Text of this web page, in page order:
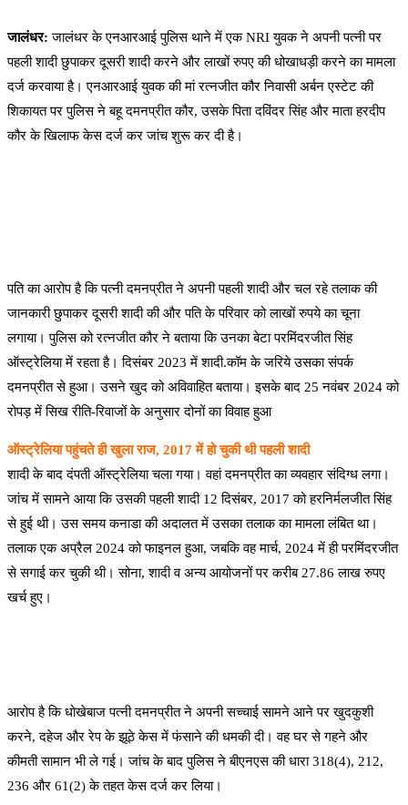
जालंधर: जालंधर के एनआरआई पुलिस थाने में एक NRI युवक ने अपनी पत्नी पर
पहली शादी छुपाकर दूसरी शादी करने और लाखों रुपए की धोखाधड़ी करने का मामला
दर्ज करवाया है। एनआरआई युवक की मां रत्नजीत कौर निवासी अर्बन एस्टेट की
शिकायत पर पुलिस ने बहू दमनप्रीत कौर, उसके पिता दविंदर सिंह और माता हरदीप
कौर के खिलाफ केस दर्ज कर जांच शुरू कर दी है।
पति का आरोप है कि पत्नी दमनप्रीत ने अपनी पहली शादी और चल रहे तलाक की
जानकारी छुपाकर दूसरी शादी की और पति के परिवार को लाखों रुपये का चूना
लगाया। पुलिस को रत्नजीत कौर ने बताया कि उनका बेटा परमिंदरजीत सिंह
ऑस्ट्रेलिया में रहता है। दिसंबर 2023 में शादी.कॉम के जरिये उसका संपर्क
दमनप्रीत से हुआ। उसने खुद को अविवाहित बताया। इसके बाद 25 नवंबर 2024 को
रोपड़ में सिख रीति-रिवाजों के अनुसार दोनों का विवाह हुआ
ऑस्ट्रेलिया पहुंचते ही खुला राज, 2017 में हो चुकी थी पहली शादी
शादी के बाद दंपती ऑस्ट्रेलिया चला गया। वहां दमनप्रीत का व्यवहार संदिग्ध लगा।
जांच में सामने आया कि उसकी पहली शादी 12 दिसंबर, 2017 को हरनिर्मलजीत सिंह
से हुई थी। उस समय कनाडा की अदालत में उसका तलाक का मामला लंबित था।
तलाक एक अप्रैल 2024 को फाइनल हुआ, जबकि वह मार्च, 2024 में ही परमिंदरजीत
से सगाई कर चुकी थी। सोना, शादी व अन्य आयोजनों पर करीब 27.86 लाख रुपए
खर्च हुए।
आरोप है कि धोखेबाज पत्नी दमनप्रीत ने अपनी सच्चाई सामने आने पर खुदकुशी
करने, दहेज और रेप के झूठे केस में फंसाने की धमकी दी। वह घर से गहने और
कीमती सामान भी ले गई। जांच के बाद पुलिस ने बीएनएस की धारा 318(4), 212,
236 और 61(2) के तहत केस दर्ज कर लिया।